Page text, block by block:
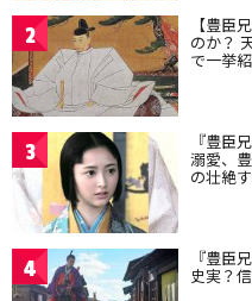
2 【豊臣
のか？
で一挙
3 『豊臣
溺愛、
の壮絶
4 『豊臣
史実？